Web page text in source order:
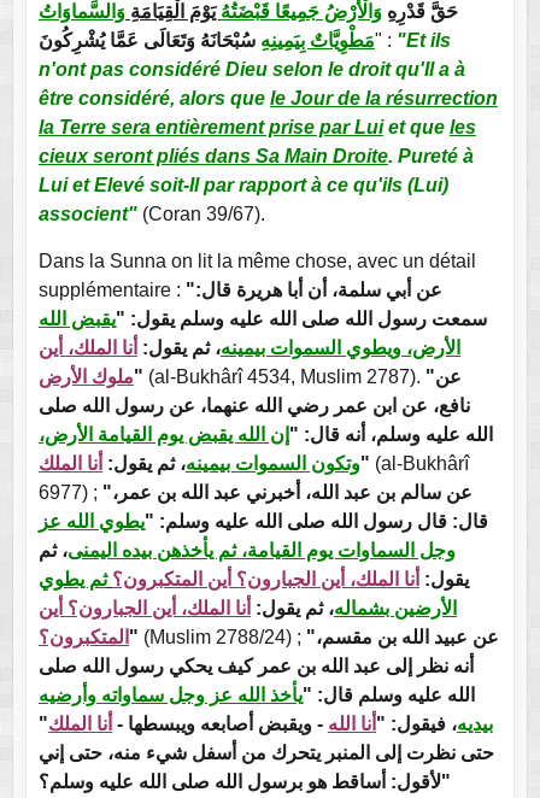
حَقَّ قَدْرِهِوَالْأَرْضُ جَمِيعًا قَبْضَتُهُ يَوْمَ الْقِيَامَةِوَالسَّماوَاتُ
مَطْوِيَّاتٌ بِيَمِينِهِ سُبْحَانَهُ وَتَعَالَى عَمَّا يُشْرِكُونَ " : "Et ils
n'ont pas considéré Dieu selon le droit qu'Il a à
être considéré, alors que le Jour de la résurrection
la Terre sera entièrement prise par Luiet que les
cieux seront pliés dans Sa Main Droite. Pureté à
Lui et Elevé soit-Il par rapport à ce qu'ils (Lui)
associent"(Coran 39/67).
Dans la Sunna on lit la même chose, avec un détail
supplémentaire : "عن أبي سلمة، أن أبا هريرة قال:
سمعت رسول الله صلى الله عليه وسلم يقول: "يقبض الله
الأرض، ويطوي السموات بيمينه، ثم يقول: أنا الملك، أين
ملوك الأرض" (al-Bukhârî 4534, Muslim 2787). "عن
نافع، عن ابن عمر رضي الله عنهما، عن رسول الله صلى
الله عليه وسلم، أنه قال: " إن الله يقبض يوم القيامة الأرض،
وتكون السموات بيمينه، ثم يقول: أنا الملك " (al-Bukhârî
6977) ; "عن سالم بن عبد الله، أخبرني عبد الله بن عمر،
قال: قال رسول الله صلى الله عليه وسلم: "يطوي الله عز
وجل السماوات يوم القيامة، ثم يأخذهن بيده اليمنى، ثم
يقول: أنا الملك، أين الجبارون؟ أين المتكبرون؟ ثم يطوي
الأرضين بشماله، ثم يقول: أنا الملك، أين الجبارون؟ أين
المتكبرون؟ " (Muslim 2788/24) ; "عن عبيد الله بن مقسم،
أنه نظر إلى عبد الله بن عمر كيف يحكي رسول الله صلى
الله عليه وسلم قال: "يأخذ الله عز وجل سماواته وأرضيه
بيديه، فيقول: " أنا الله - ويقبض أصابعه ويبسطها - أنا الملك"
حتى نظرت إلى المنبر يتحرك من أسفل شيء منه، حتى إني
لأقول: أساقط هو برسول الله صلى الله عليه وسلم؟"